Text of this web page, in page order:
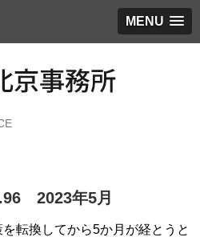
MENU
2023年5月
転換してから5か月が経とうと